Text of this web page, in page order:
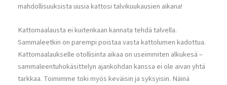
mahdollisuuksista uusia kattosi talvikuukausien aikana!
Kattomaalausta ei kuitenkaan kannata tehdä talvella.
Sammaleetkin on parempi poistaa vasta kattolumen kadottua.
Kattomaalaukselle otollisinta aikaa on useimmiten alkukesä –
sammaleentuhokäsittelyn ajankohdan kanssa ei ole aivan yhtä
tarkkaa. Toimimme toki myös keväisin ja syksyisin. Näinä